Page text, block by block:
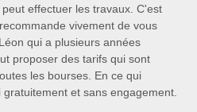
effectuer les travaux. C'est
vivement de vous
qui a plusieurs années
proposer des tarifs qui sont
les bourses. En ce qui
et sans engagement.